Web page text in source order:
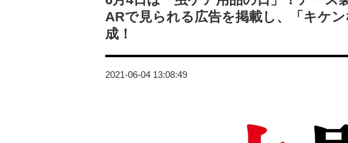
ARで見られる広告を掲載し、「キケ
成！
2021-06-04 13:08:49